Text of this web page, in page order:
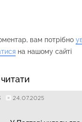
вам потрібно
на нашому сайті
24.07.2025